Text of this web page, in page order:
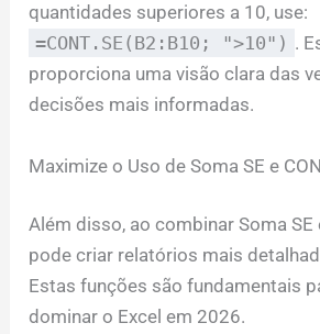
quantidades superiores a 10, use:
=CONT.SE(B2:B10; ">10") .
proporciona uma visão clara das
decisões mais informadas.
Maximize o Uso de Soma SE e
Além disso, ao combinar Soma SE
pode criar relatórios mais
Estas funções são fundamentais
dominar o Excel em 2026.